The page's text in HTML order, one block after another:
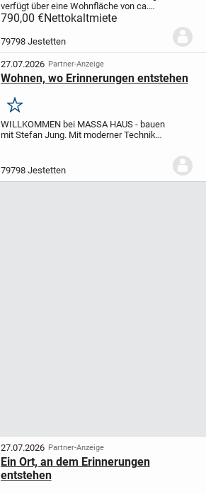
verfügt über eine Wohnfläche von ca.
54,14 m2 und spricht mit ihrem
Singles oder Paare an - eine Zielgruppe
790,00 €Nettokaltmiete
79798 Jestetten
27.07.2026 Partner-Anzeige
Wohnen, wo Erinnerungen entstehen
Merken
WILLKOMMEN bei MASSA HAUS - bauen
mit Stefan Jung. Mit moderner Technik
Marktführer MASSA HAUS starten wir
79798 Jestetten
27.07.2026 Partner-Anzeige
Ein Ort, an dem Erinnerungen
entstehen